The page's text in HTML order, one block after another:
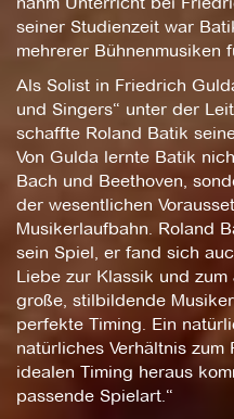
seiner Studienzeit war
mehrerer Bühnenmusiken
Als Solist in Friedrich
und Singers“ unter der
schaffte Roland Batik
Von Gulda lernte Batik
Bach und Beethoven,
der wesentlichen
Musikerlaufbahn. Roland
sein Spiel, er fand sich
Liebe zur Klassik und
große, stilbildende
perfekte Timing. Ein
natürliches Verhältnis zum
idealen Timing heraus
passende Spielart.“